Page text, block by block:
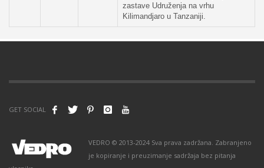
zastave Udruženja na vrhu
Kilimandjaro u Tanzaniji.
GET SOCIAL
VEDRO © 2013-2024 Sva prava zadržana. Zabranjeno
je kopiranje i preuzimanje sadržaja bez pitanja